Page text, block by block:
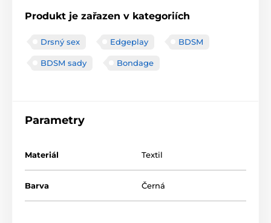
Produkt je zařazen v kategoriích
Drsný sex Edgeplay BDSM
BDSM sady Bondage
Parametry
Materiál Textil
Barva Černá